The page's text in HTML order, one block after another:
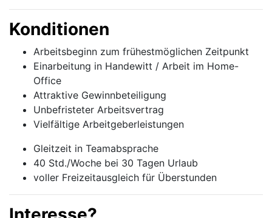
Konditionen
Arbeitsbeginn zum frühestmöglichen Zeitpunkt
Einarbeitung in Handewitt / Arbeit im Home-
Office
Attraktive Gewinnbeteiligung
Unbefristeter Arbeitsvertrag
Vielfältige Arbeitgeberleistungen
Gleitzeit in Teamabsprache
40 Std./Woche bei 30 Tagen Urlaub
voller Freizeitausgleich für Überstunden